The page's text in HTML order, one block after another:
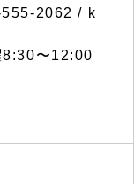
2062 / k
〜12:00